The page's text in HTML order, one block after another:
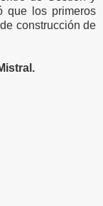
que los primeros
construcción de